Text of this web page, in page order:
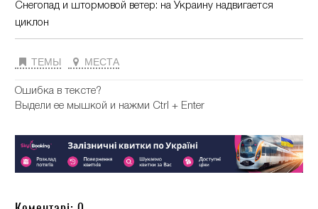
Снегопад и штормовой ветер: на Украину надвигается
циклон
ТЕМЫ МЕСТА
Ошибка в тексте?
Выдели ее мышкой и нажми Ctrl + Enter